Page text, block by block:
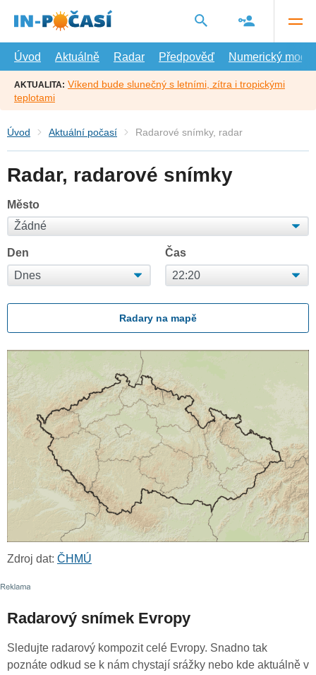
hlavní
Úvod
Aktuálně Radar Předpověď Numerický model
AKTUALITA: Víkend bude slunečný s letními, zítra i tropickými
teplotami
Úvod Aktuální počasí Radarové snímky, radar
Radar, radarové snímky
Město
Den Čas
Radary na mapě
Zdroj dat: ČHMÚ
Radarový snímek Evropy
Sledujte radarový kompozit celé Evropy. Snadno tak
poznáte odkud se k nám chystají srážky nebo kde aktuálně v